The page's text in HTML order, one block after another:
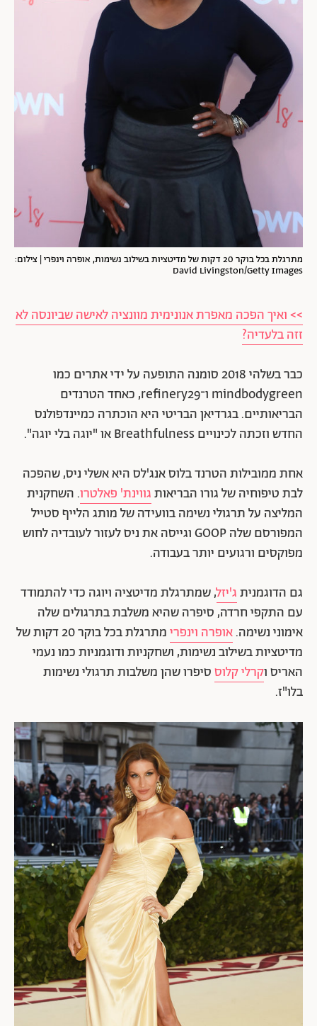
מתרגלת בכל בוקר 20 דקות של מדיטציות בשילוב נשימות,
אופרה וינפרי | צילום:
David Livingston/Getty Images
>> ואיך הפכה מאפרת אנונימית מוונציה לאישה שביונסה לא
זזה בלעדיה?
כבר בשלהי 2018 סומנה התופעה על ידי אתרים כמו
mindbodygreen ו־refinery29, כאחד הטרנדים
הבריאותיים. בגרדיאן הבריטי היא הוכתרה כמיינדפולנס
החדש וזכתה לכינויים Breathfulness או "יוגה בלי יוגה".
אחת ממובילות הטרנד בלוס אנג'לס היא אשלי ניס, שהפכה
לבת טיפוחיה של גורו הבריאותגווינת' פאלטרו. השחקנית
המליצה על תרגולי נשימה בוועידה של מותג הלייף סטייל
המפורסם שלה GOOP וגייסה את ניס לעזור לעובדיה לחוש
מפוקסים ורגועים יותר בעבודה.
גם הדוגמניתג'יזל, שמתרגלת מדיטציה ויוגה כדי להתמודד
עם התקפי חרדה, סיפרה שהיא משלבת בתרגולים שלה
אימוני נשימה.אופרה וינפרי
מתרגלת בכל בוקר 20 דקות של
מדיטציות בשילוב נשימות, ושחקניות ודוגמניות כמו נעמי
האריס וקרלי קלוססיפרו שהן משלבות תרגולי נשימות
בלו"ז.